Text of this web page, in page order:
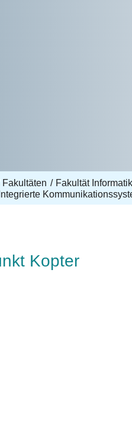
Fakultäten Fakultät
Kopter